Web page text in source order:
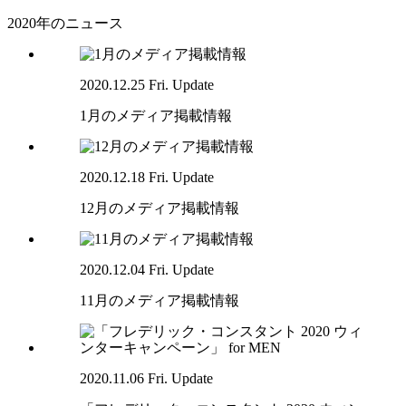
2020年のニュース
2020.12.25 Fri. Update
1月のメディア掲載情報
2020.12.18 Fri. Update
12月のメディア掲載情報
2020.12.04 Fri. Update
11月のメディア掲載情報
2020.11.06 Fri. Update